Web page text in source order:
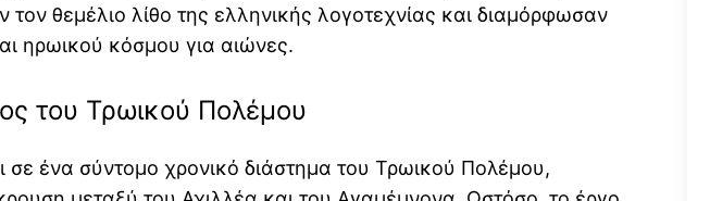
θεμέλιο λίθο της ελληνικής λογοτεχνίας και διαμόρφωσαν
ηρωικού κόσμου για αιώνες.
του Τρωικού Πολέμου
σε ένα σύντομο χρονικό διάστημα του Τρωικού Πολέμου,